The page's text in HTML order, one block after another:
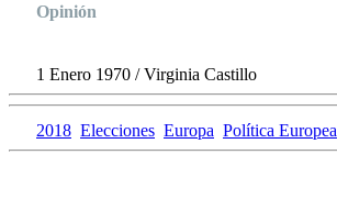
Opinión
1 Enero 1970 / Virginia Castillo
2018 Elecciones Europa Política Europea